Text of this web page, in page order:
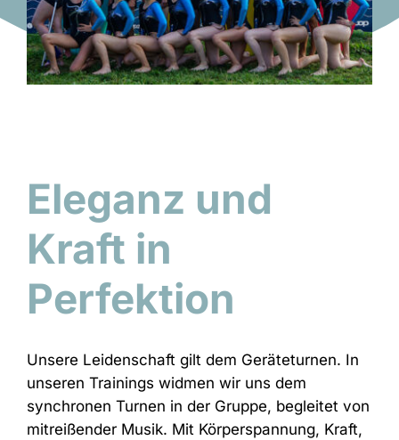
Eleganz und
Kraft in
Perfektion
Unsere Leidenschaft gilt dem Geräteturnen. In
unseren Trainings widmen wir uns dem
synchronen Turnen in der Gruppe, begleitet von
mitreißender Musik. Mit Körperspannung, Kraft,